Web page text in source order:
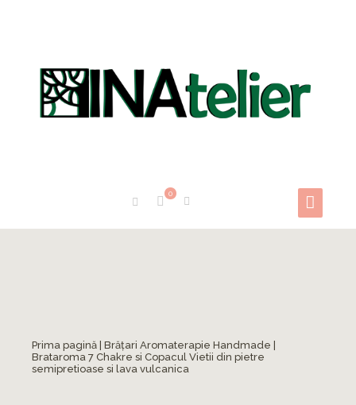
0
Prima pagină Brățari Aromaterapie Handmade
Brataroma 7 Chakre si Copacul Vietii din pietre
semipretioase si lava vulcanica